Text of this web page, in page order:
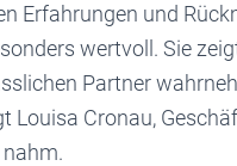
Erfahrungen und
wertvoll. Sie
Partner
Louisa Cronau,